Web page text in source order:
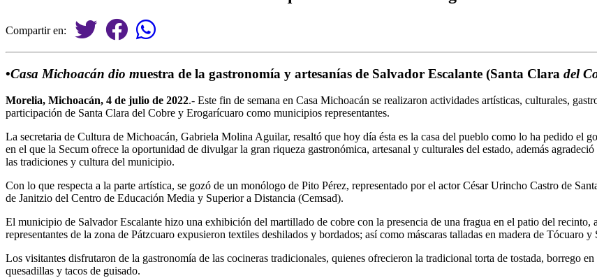
Compartir en:
•Casa Michoacán dio muestra de la gastronomía y artesanías de Salvador Escalante (Santa Clara del
Morelia, Michoacán, 4 de julio de 2022.- Este fin de semana en Casa Michoacán se realizaron actividades artísticas, culturales,
participación de Santa Clara del Cobre y Erogarícuaro como municipios representantes.
La secretaria de Cultura de Michoacán, Gabriela Molina Aguilar, resaltó que hoy día ésta es la casa del pueblo como lo ha pedido el
en el que la Secum ofrece la oportunidad de divulgar la gran riqueza gastronómica, artesanal y culturales del estado, además
las tradiciones y cultura del municipio.
Con lo que respecta a la parte artística, se gozó de un monólogo de Pito Pérez, representado por el actor César Urincho Castro de
de Janitzio del Centro de Educación Media y Superior a Distancia (Cemsad).
El municipio de Salvador Escalante hizo una exhibición del martillado de cobre con la presencia de una fragua en el patio del recinto,
representantes de la zona de Pátzcuaro expusieron textiles deshilados y bordados; así como máscaras talladas en madera de Tócuaro
Los visitantes disfrutaron de la gastronomía de las cocineras tradicionales, quienes ofrecieron la tradicional torta de tostada, borrego
quesadillas y tacos de guisado.